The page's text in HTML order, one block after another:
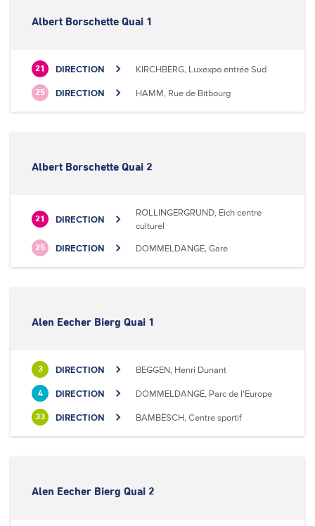
Albert Borschette Quai 1
21 DIRECTION KIRCHBERG, Luxexpo entrée Sud
25 DIRECTION HAMM, Rue de Bitbourg
Albert Borschette Quai 2
21 DIRECTION
ROLLINGERGRUND, Eich centre
culturel
25 DIRECTION DOMMELDANGE, Gare
Alen Eecher Bierg Quai 1
3 DIRECTION BEGGEN, Henri Dunant
4 DIRECTION DOMMELDANGE, Parc de l'Europe
33 DIRECTION BAMBËSCH, Centre sportif
Alen Eecher Bierg Quai 2